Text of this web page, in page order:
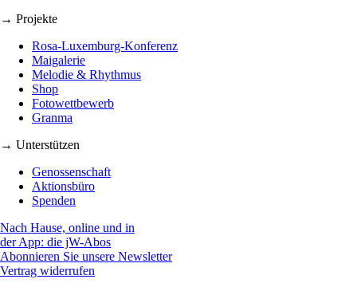
→ Projekte
Rosa-Luxemburg-Konferenz
Maigalerie
Melodie & Rhythmus
Shop
Fotowettbewerb
Granma
→ Unterstützen
Genossenschaft
Aktionsbüro
Spenden
Nach Hause, online und in
der App: die jW-Abos
Abonnieren Sie unsere Newsletter
Vertrag widerrufen